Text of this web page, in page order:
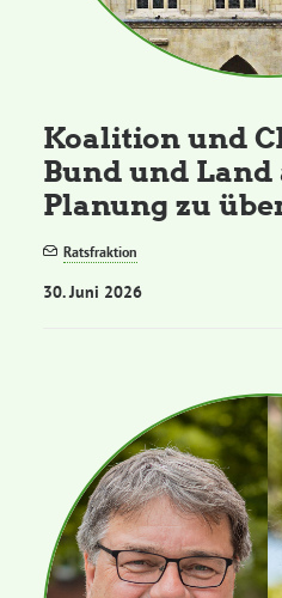
Koalition und
Bund und Land
Planung zu
Ratsfraktion
30. Juni 2026